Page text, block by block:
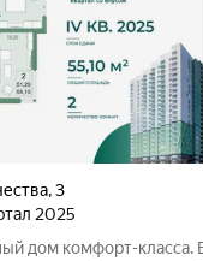
,3
2025
дом комфорт-класса.